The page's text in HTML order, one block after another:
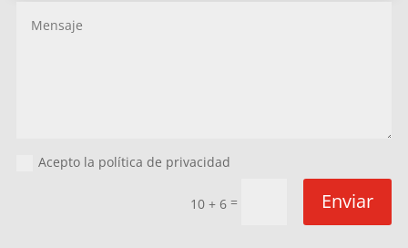
Acepto la política de privacidad
10 + 6 = Enviar